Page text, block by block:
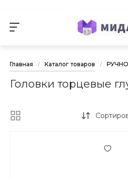
Главная / Каталог товаров /
Головки торцевые